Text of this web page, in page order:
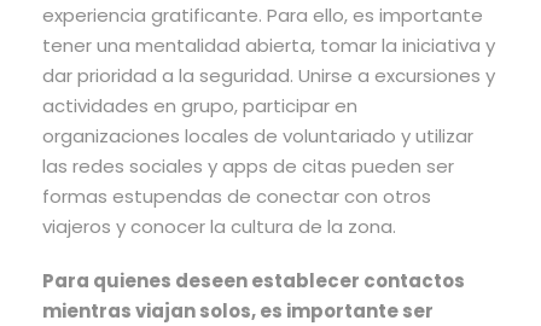
experiencia gratificante. Para ello, es importante
tener una mentalidad abierta, tomar la iniciativa y
dar prioridad a la seguridad. Unirse a excursiones y
actividades en grupo, participar en
organizaciones locales de voluntariado y utilizar
las redes sociales y apps de citas pueden ser
formas estupendas de conectar con otros
viajeros y conocer la cultura de la zona.
Para quienes deseen establecer contactos
mientras viajan solos, es importante ser